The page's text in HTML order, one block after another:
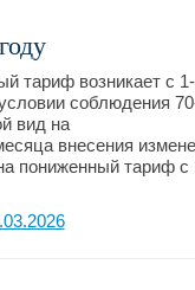
тариф возникает с 1-
соблюдения
вид на
внесения
пониженный тариф с